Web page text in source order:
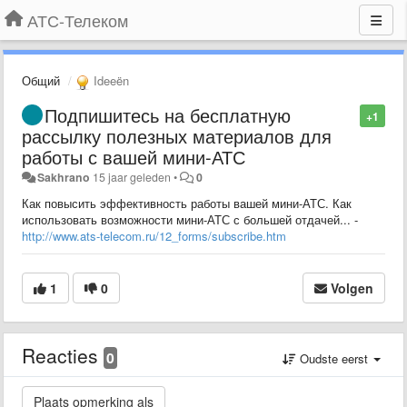
АТС-Телеком
Общий Ideeën
+1
Подпишитесь на бесплатную
рассылку полезных материалов для
работы с вашей мини-АТС
Sakhrano 15 jaar geleden • 0
Как повысить эффективность работы вашей мини-АТС. Как
использовать возможности мини-АТС с большей отдачей... -
http://www.ats-telecom.ru/12_forms/subscribe.htm
1 0 Volgen
Reacties 0 Oudste eerst